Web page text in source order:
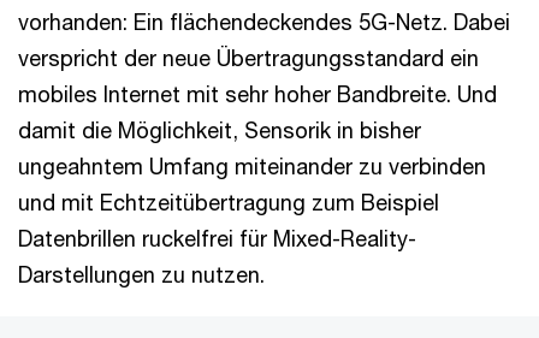
vorhanden: Ein flächendeckendes 5G-Netz. Dabei
verspricht der neue Übertragungsstandard ein
mobiles Internet mit sehr hoher Bandbreite. Und
damit die Möglichkeit, Sensorik in bisher
ungeahntem Umfang miteinander zu verbinden
und mit Echtzeitübertragung zum Beispiel
Datenbrillen ruckelfrei für Mixed-Reality-
Darstellungen zu nutzen.